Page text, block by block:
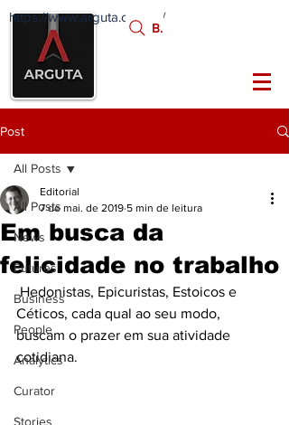
FATOS
https://www.arguta.com.br/
Busca:
Post
All Posts
News
Futures
Business
People
Analytics
Curator
Stories
All Posts
Em busca da
felicidade no trabalho
Editorial
7 de mai. de 2019 5 min de leitura
Hedonistas, Epicuristas, Estoicos e
Céticos, cada qual ao seu modo,
buscam o prazer em sua atividade
cotidiana.